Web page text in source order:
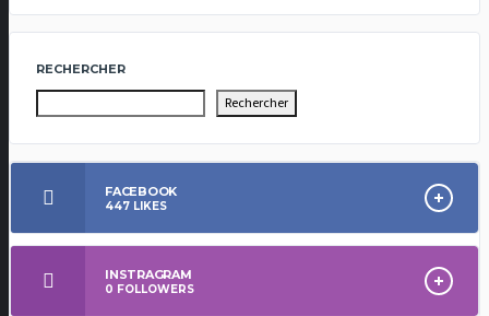
RECHERCHER
Rechercher
FACEBOOK
447 LIKES
INSTRAGRAM
0 FOLLOWERS